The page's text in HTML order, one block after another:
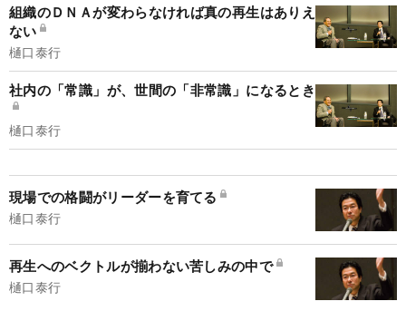
組織のＤＮＡが変わらなければ真の再生はありえ
ない
樋口泰行
社内の「常識」が、世間の「非常識」になるとき
樋口泰行
現場での格闘がリーダーを育てる
樋口泰行
再生へのベクトルが揃わない苦しみの中で
樋口泰行